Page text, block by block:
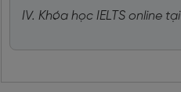
IV. Khóa học IELTS online